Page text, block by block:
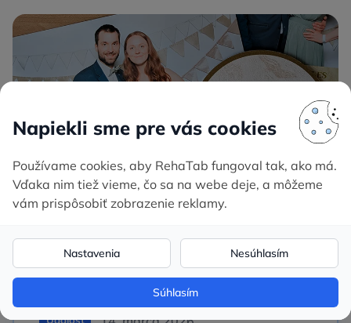
Boli sme na plese
fyzioterapeutov
Událost